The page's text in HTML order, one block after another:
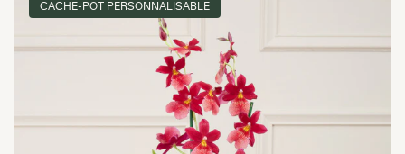
CACHE-POT PERSONNALISABLE